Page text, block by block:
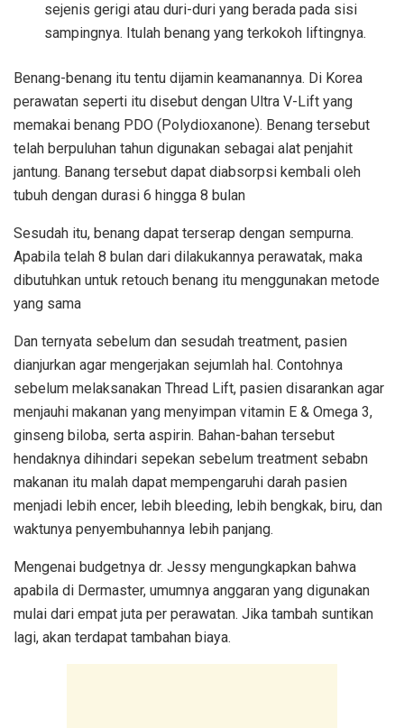
sejenis gerigi atau duri-duri yang berada pada sisi
sampingnya. Itulah benang yang terkokoh liftingnya.
Benang-benang itu tentu dijamin keamanannya. Di Korea
perawatan seperti itu disebut dengan Ultra V-Lift yang
memakai benang PDO (Polydioxanone). Benang tersebut
telah berpuluhan tahun digunakan sebagai alat penjahit
jantung. Banang tersebut dapat diabsorpsi kembali oleh
tubuh dengan durasi 6 hingga 8 bulan
Sesudah itu, benang dapat terserap dengan sempurna.
Apabila telah 8 bulan dari dilakukannya perawatak, maka
dibutuhkan untuk retouch benang itu menggunakan metode
yang sama
Dan ternyata sebelum dan sesudah treatment, pasien
dianjurkan agar mengerjakan sejumlah hal. Contohnya
sebelum melaksanakan Thread Lift, pasien disarankan agar
menjauhi makanan yang menyimpan vitamin E & Omega 3,
ginseng biloba, serta aspirin. Bahan-bahan tersebut
hendaknya dihindari sepekan sebelum treatment sebabn
makanan itu malah dapat mempengaruhi darah pasien
menjadi lebih encer, lebih bleeding, lebih bengkak, biru, dan
waktunya penyembuhannya lebih panjang.
Mengenai budgetnya dr. Jessy mengungkapkan bahwa
apabila di Dermaster, umumnya anggaran yang digunakan
mulai dari empat juta per perawatan. Jika tambah suntikan
lagi, akan terdapat tambahan biaya.